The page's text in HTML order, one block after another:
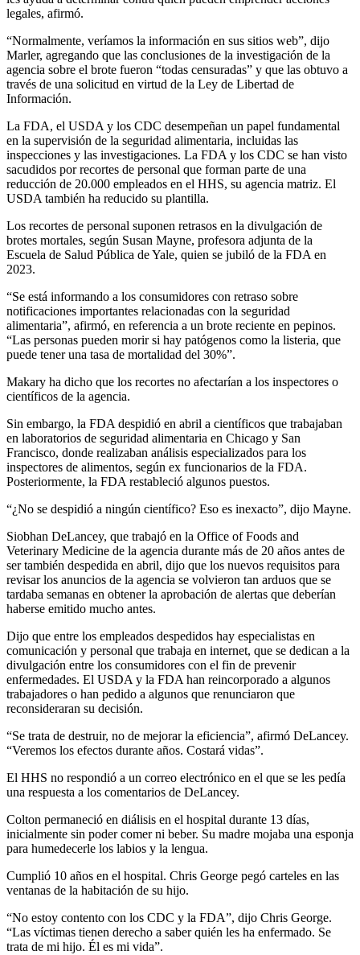
legales, afirmó.
“Normalmente, veríamos la información en sus sitios web”, dijo
Marler, agregando que las conclusiones de la investigación de la
agencia sobre el brote fueron “todas censuradas” y que las obtuvo a
través de una solicitud en virtud de la Ley de Libertad de
Información.
La FDA, el USDA y los CDC desempeñan un papel fundamental
en la supervisión de la seguridad alimentaria, incluidas las
inspecciones y las investigaciones. La FDA y los CDC se han visto
sacudidos por recortes de personal que forman parte de una
reducción de 20.000 empleados en el HHS, su agencia matriz. El
USDA también ha reducido su plantilla.
Los recortes de personal suponen retrasos en la divulgación de
brotes mortales, según Susan Mayne, profesora adjunta de la
Escuela de Salud Pública de Yale, quien se jubiló de la FDA en
2023.
“Se está informando a los consumidores con retraso sobre
notificaciones importantes relacionadas con la seguridad
alimentaria”, afirmó, en referencia a un brote reciente en pepinos.
“Las personas pueden morir si hay patógenos como la listeria, que
puede tener una tasa de mortalidad del 30%”.
Makary ha dicho que los recortes no afectarían a los inspectores o
científicos de la agencia.
Sin embargo, la FDA despidió en abril a científicos que trabajaban
en laboratorios de seguridad alimentaria en Chicago y San
Francisco, donde realizaban análisis especializados para los
inspectores de alimentos, según ex funcionarios de la FDA.
Posteriormente, la FDA restableció algunos puestos.
“¿No se despidió a ningún científico? Eso es inexacto”, dijo Mayne.
Siobhan DeLancey, que trabajó en la Office of Foods and
Veterinary Medicine de la agencia durante más de 20 años antes de
ser también despedida en abril, dijo que los nuevos requisitos para
revisar los anuncios de la agencia se volvieron tan arduos que se
tardaba semanas en obtener la aprobación de alertas que deberían
haberse emitido mucho antes.
Dijo que entre los empleados despedidos hay especialistas en
comunicación y personal que trabaja en internet, que se dedican a la
divulgación entre los consumidores con el fin de prevenir
enfermedades. El USDA y la FDA han reincorporado a algunos
trabajadores o han pedido a algunos que renunciaron que
reconsideraran su decisión.
“Se trata de destruir, no de mejorar la eficiencia”, afirmó DeLancey.
“Veremos los efectos durante años. Costará vidas”.
El HHS no respondió a un correo electrónico en el que se les pedía
una respuesta a los comentarios de DeLancey.
Colton permaneció en diálisis en el hospital durante 13 días,
inicialmente sin poder comer ni beber. Su madre mojaba una esponja
para humedecerle los labios y la lengua.
Cumplió 10 años en el hospital. Chris George pegó carteles en las
ventanas de la habitación de su hijo.
“No estoy contento con los CDC y la FDA”, dijo Chris George.
“Las víctimas tienen derecho a saber quién les ha enfermado. Se
trata de mi hijo. Él es mi vida”.